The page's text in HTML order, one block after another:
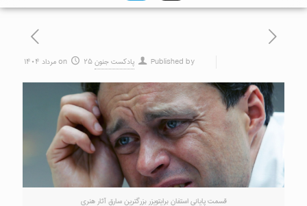
Published by پادکست جنون on ۲۵ مرداد ۱۴۰۴
قسمت پایانی استفان برایتویزر بزرگترین سارق آثار هنری